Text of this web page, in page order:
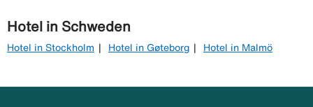
Hotel in Schweden
Hotel in Stockholm Hotel in Gøteborg Hotel in Malmö